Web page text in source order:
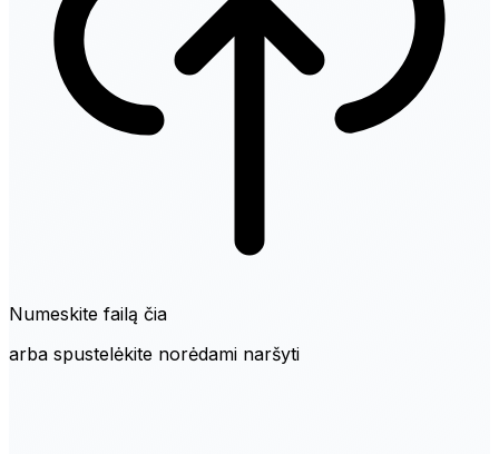
Numeskite failą čia
arba spustelėkite norėdami naršyti